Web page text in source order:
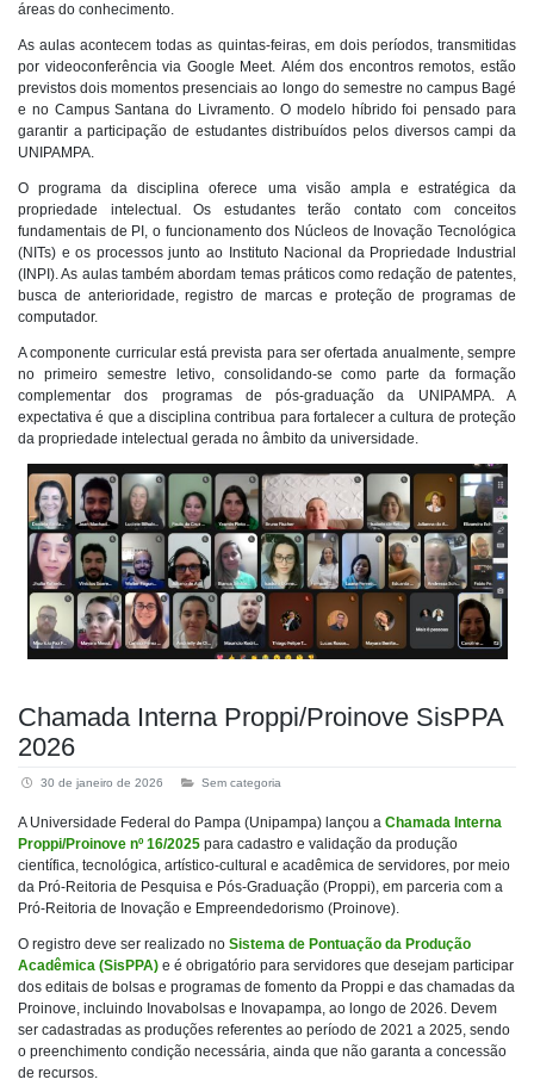
áreas do conhecimento.
As aulas acontecem todas as quintas-feiras, em dois períodos, transmitidas
por videoconferência via Google Meet. Além dos encontros remotos, estão
previstos dois momentos presenciais ao longo do semestre no campus Bagé
e no Campus Santana do Livramento. O modelo híbrido foi pensado para
garantir a participação de estudantes distribuídos pelos diversos campi da
UNIPAMPA.
O programa da disciplina oferece uma visão ampla e estratégica da
propriedade intelectual. Os estudantes terão contato com conceitos
fundamentais de PI, o funcionamento dos Núcleos de Inovação Tecnológica
(NITs) e os processos junto ao Instituto Nacional da Propriedade Industrial
(INPI). As aulas também abordam temas práticos como redação de patentes,
busca de anterioridade, registro de marcas e proteção de programas de
computador.
A componente curricular está prevista para ser ofertada anualmente, sempre
no primeiro semestre letivo, consolidando-se como parte da formação
complementar dos programas de pós-graduação da UNIPAMPA. A
expectativa é que a disciplina contribua para fortalecer a cultura de proteção
da propriedade intelectual gerada no âmbito da universidade.
Chamada Interna Proppi/Proinove SisPPA
2026
30 de janeiro de 2026 Sem categoria
A Universidade Federal do Pampa (Unipampa) lançou a Chamada Interna
Proppi/Proinove nº 16/2025 para cadastro e validação da produção
científica, tecnológica, artístico-cultural e acadêmica de servidores, por meio
da Pró-Reitoria de Pesquisa e Pós-Graduação (Proppi), em parceria com a
Pró-Reitoria de Inovação e Empreendedorismo (Proinove).
O registro deve ser realizado no Sistema de Pontuação da Produção
Acadêmica (SisPPA) e é obrigatório para servidores que desejam participar
dos editais de bolsas e programas de fomento da Proppi e das chamadas da
Proinove, incluindo Inovabolsas e Inovapampa, ao longo de 2026. Devem
ser cadastradas as produções referentes ao período de 2021 a 2025, sendo
o preenchimento condição necessária, ainda que não garanta a concessão
de recursos.